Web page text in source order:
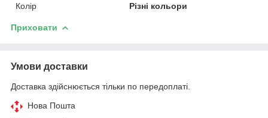
Колір
Різні кольори
Приховати
Умови доставки
Доставка здійснюється тільки по передоплаті.
Нова Пошта